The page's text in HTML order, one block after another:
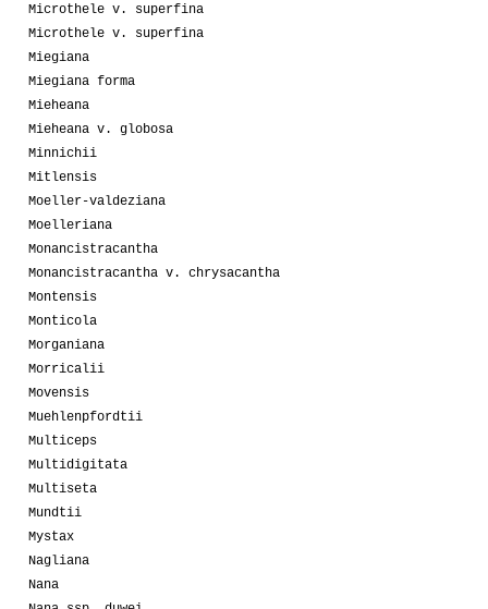
Microthele v. superfina
Microthele v. superfina
Miegiana
Miegiana forma
Mieheana
Mieheana v. globosa
Minnichii
Mitlensis
Moeller-valdeziana
Moelleriana
Monancistracantha
Monancistracantha v. chrysacantha
Montensis
Monticola
Morganiana
Morricalii
Movensis
Muehlenpfordtii
Multiceps
Multidigitata
Multiseta
Mundtii
Mystax
Nagliana
Nana